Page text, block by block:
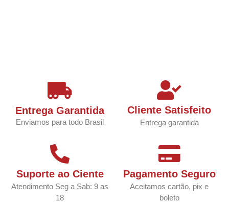
Entrega Garantida
Enviamos para todo Brasil
Cliente Satisfeito
Entrega garantida
Suporte ao Ciente
Atendimento Seg a Sab: 9 as
18
Pagamento Seguro
Aceitamos cartão, pix e
boleto